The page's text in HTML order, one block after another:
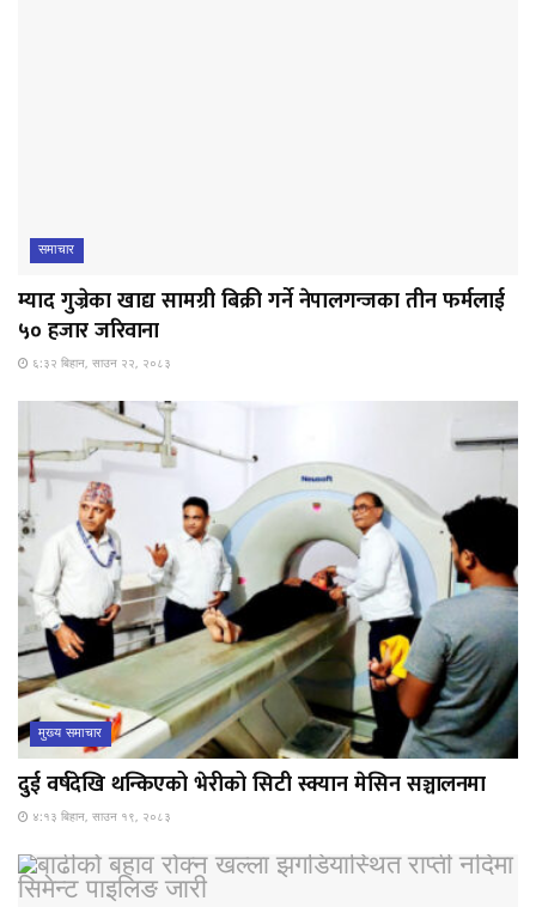
समाचार
म्याद गुज्रेका खाद्य सामग्री बिक्री गर्ने नेपालगन्जका तीन फर्मलाई
५० हजार जरिवाना
६:३२ बिहान, साउन २२, २०८३
मुख्य समाचार
दुई वर्षदेखि थन्किएको भेरीको सिटी स्क्यान मेसिन सञ्चालनमा
४:१३ बिहान, साउन १९, २०८३